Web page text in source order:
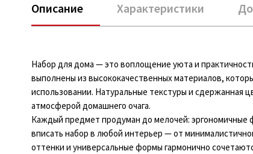
Описание Характеристики
Набор для дома — это воплощение уюта и
выполнены из высококачественных материалов,
использовании. Натуральные текстуры и сдержанная
атмосферой домашнего очага.
Каждый предмет продуман до мелочей: эргономичные
вписать набор в любой интерьер — от
оттенки и универсальные формы гармонично